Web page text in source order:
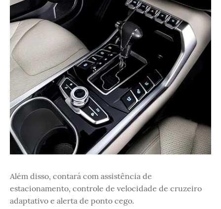
Além disso, contará com assistência de
estacionamento, controle de velocidade de cruzeiro
adaptativo e alerta de ponto cego.